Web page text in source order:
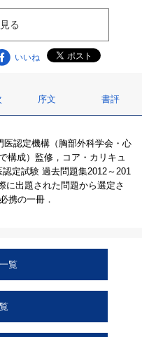
る
いいね
序文 書評
認定機構（胸部外科学会・心
構成）監修，コア・カリキュ
定試験 過去問題集2012～201
に出題された問題から選定さ
携の一冊．
覧